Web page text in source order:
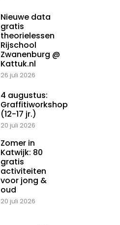
Nieuwe data
gratis
theorielessen
Rijschool
Zwanenburg @
Kattuk.nl
26 juli 2026
4 augustus:
Graffitiworkshop
(12-17 jr.)
20 juli 2026
Zomer in
Katwijk: 80
gratis
activiteiten
voor jong &
oud
20 juli 2026